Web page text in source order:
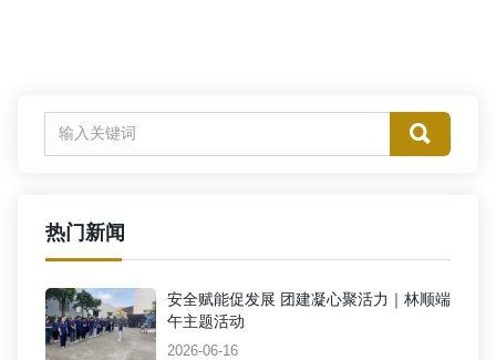
热门新闻
安全赋能促发展 团建凝心聚活力｜林顺端
午主题活动
2026-06-16